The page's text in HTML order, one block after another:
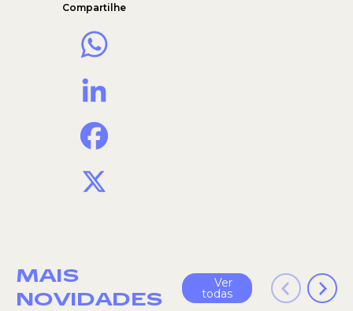
Compartilhe
MAIS
NOVIDADES
Ver
todas